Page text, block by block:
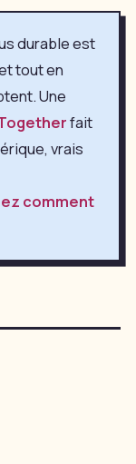
durable est
tout en
Une
fait
vrais
comment